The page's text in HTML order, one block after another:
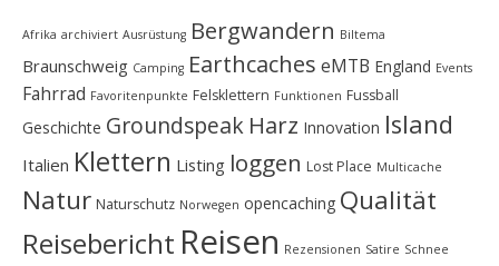
Afrika archiviert Ausrüstung Bergwandern Biltema
Braunschweig Camping Earthcaches eMTB England Events
Fahrrad Favoritenpunkte Felsklettern Funktionen Fussball
Geschichte Groundspeak Harz Innovation Island
Italien Klettern Listing loggen Lost Place Multicache
Natur Naturschutz Norwegen opencaching Qualität
Reisebericht Reisen Rezensionen Satire Schnee